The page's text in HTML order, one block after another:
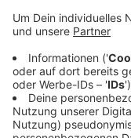
Um 10 Uhr
Badminton,
Tischtennis.
Über 3.000
Sports Day